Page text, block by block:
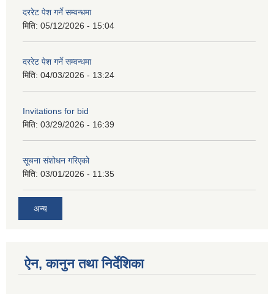
दररेट पेश गर्ने सम्वन्धमा
मिति: 05/12/2026 - 15:04
दररेट पेश गर्ने सम्वन्धमा
मिति: 04/03/2026 - 13:24
Invitations for bid
मिति: 03/29/2026 - 16:39
सूचना संशोधन गरिएको
मिति: 03/01/2026 - 11:35
अन्य
ऐन, कानुन तथा निर्देशिका